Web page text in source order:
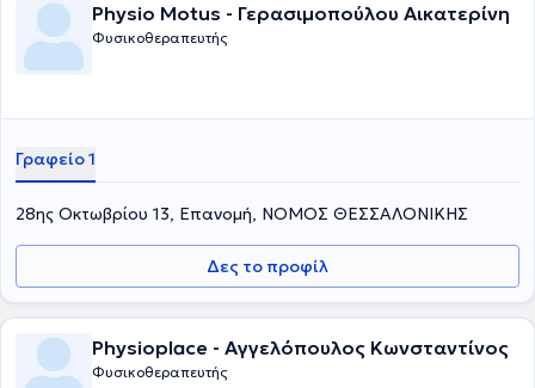
Physio Motus - Γερασιμοπούλου Αικατερίνη
Φυσικοθεραπευτής
Γραφείο 1
28ης Οκτωβρίου 13, Επανομή, ΝΟΜΟΣ ΘΕΣΣΑΛΟΝΙΚΗΣ
Δες το προφίλ
Physioplace - Αγγελόπουλος Κωνσταντίνος
Φυσικοθεραπευτής